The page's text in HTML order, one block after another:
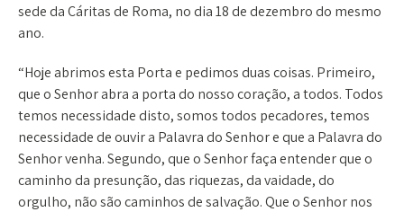
sede da Cáritas de Roma, no dia 18 de dezembro do mesmo
ano.
“Hoje abrimos esta Porta e pedimos duas coisas. Primeiro,
que o Senhor abra a porta do nosso coração, a todos. Todos
temos necessidade disto, somos todos pecadores, temos
necessidade de ouvir a Palavra do Senhor e que a Palavra do
Senhor venha. Segundo, que o Senhor faça entender que o
caminho da presunção, das riquezas, da vaidade, do
orgulho, não são caminhos de salvação. Que o Senhor nos